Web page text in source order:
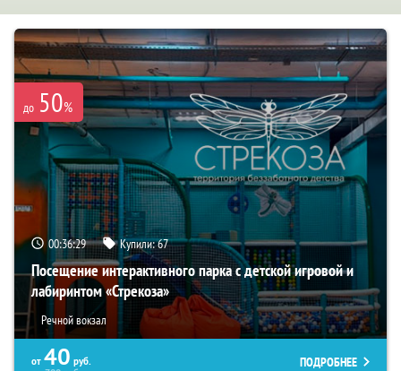
до 50%
00:36:28 Купили:67
Посещение интерактивного парка с детской игровой и
лабиринтом «Стрекоза»
Речной вокзал
от 40 руб.
ПОДРОБНЕЕ